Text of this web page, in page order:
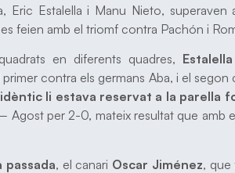
Eric Estalella i Manu Nieto,
feien amb el triomf contra Pachón i
en diferents quadres,
primer contra els germans Aba, i el
li estava reservat a la parella
Agost per 2-0, mateix resultat que amb
passada, el canari Oscar Jiménez, que